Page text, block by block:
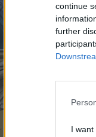
continue
further
I want